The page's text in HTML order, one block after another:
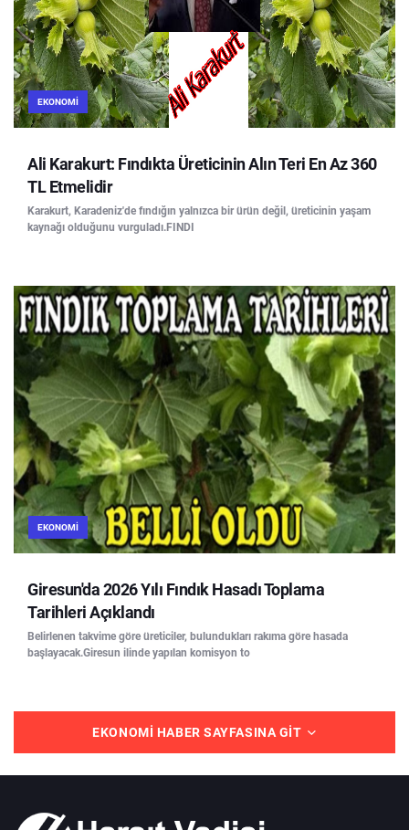
EKONOMI
Ali Karakurt: Fındıkta Üreticinin Alın Teri En Az 360
TL Etmelidir
Karakurt, Karadeniz'de fındığın yalnızca bir ürün değil, üreticinin yaşam
kaynağı olduğunu vurguladı.FINDI
EKONOMI
Giresun'da 2026 Yılı Fındık Hasadı Toplama
Tarihleri Açıklandı
Belirlenen takvime göre üreticiler, bulundukları rakıma göre hasada
başlayacak.Giresun ilinde yapılan komisyon to
EKONOMI HABER SAYFASINA GIT